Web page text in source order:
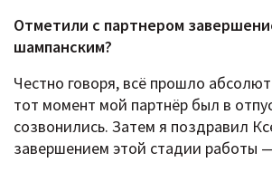
Отметили с партнером
шампанским?
Честно говоря, всё прошло
тот момент мой партнёр был в
созвонились. Затем я поздравил
завершением этой стадии работы